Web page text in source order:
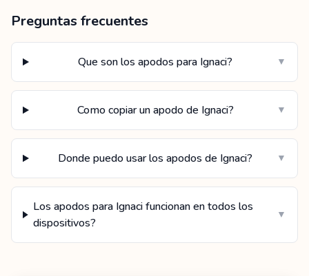
Preguntas frecuentes
Que son los apodos para Ignaci? ▼
Como copiar un apodo de Ignaci? ▼
Donde puedo usar los apodos de Ignaci? ▼
Los apodos para Ignaci funcionan en todos los
dispositivos?
▼